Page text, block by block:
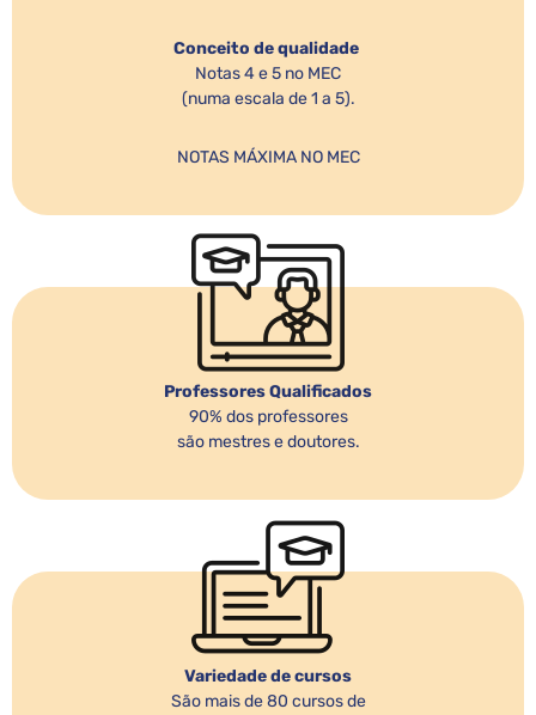
Conceito de qualidade
Notas 4 e 5 no MEC
(numa escala de 1 a 5).
NOTAS MÁXIMA NO MEC
Professores Qualificados
90% dos professores
são mestres e doutores.
Variedade de cursos
São mais de 80 cursos de